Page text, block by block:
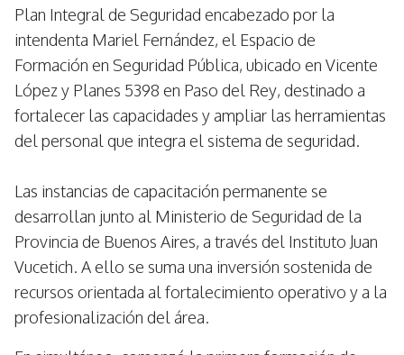
Plan Integral de Seguridad encabezado por la
intendenta Mariel Fernández, el Espacio de
Formación en Seguridad Pública, ubicado en Vicente
López y Planes 5398 en Paso del Rey, destinado a
fortalecer las capacidades y ampliar las herramientas
del personal que integra el sistema de seguridad.
Las instancias de capacitación permanente se
desarrollan junto al Ministerio de Seguridad de la
Provincia de Buenos Aires, a través del Instituto Juan
Vucetich. A ello se suma una inversión sostenida de
recursos orientada al fortalecimiento operativo y a la
profesionalización del área.